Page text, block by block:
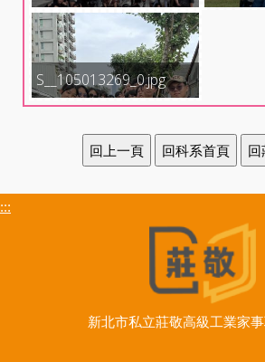
S__105013269_0.jpg
:::
新北市私立莊敬高級工業家